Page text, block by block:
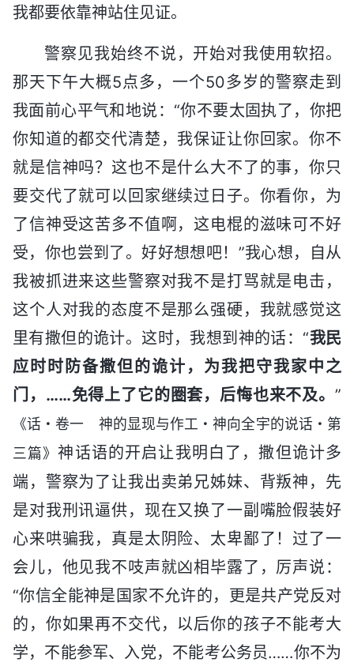
我都要依靠神站住见证。
警察见我始终不说，开始对我使用软招。
那天下午大概5点多，一个50多岁的警察走到
我面前心平气和地说：“你不要太固执了，你把
你知道的都交代清楚，我保证让你回家。你不
就是信神吗？这也不是什么大不了的事，你只
要交代了就可以回家继续过日子。你看你，为
了信神受这苦多不值啊，这电棍的滋味可不好
受，你也尝到了。好好想想吧！”我心想，自从
我被抓进来这些警察对我不是打骂就是电击，
这个人对我的态度不是那么强硬，我就感觉这
里有撒但的诡计。这时，我想到神的话：“我民
应时时防备撒但的诡计，为我把守我家中之
门，……免得上了它的圈套，后悔也来不及。 ”
《话・卷一 神的显现与作工・神向全宇的说话・第
三篇》 神话语的开启让我明白了，撒但诡计多
端，警察为了让我出卖弟兄姊妹、背叛神，先
是对我刑讯逼供，现在又换了一副嘴脸假装好
心来哄骗我，真是太阴险、太卑鄙了！过了一
会儿，他见我不吱声就凶相毕露了，厉声说：
“你信全能神是国家不允许的，更是共产党反对
的，你如果再不交代，以后你的孩子不能考大
学，不能参军、入党，不能考公务员……你不为